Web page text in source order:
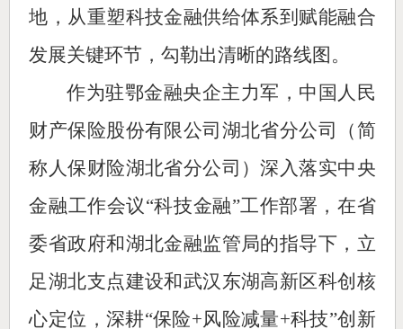
地，从重塑科技金融供给体系到赋能融合
发展关键环节，勾勒出清晰的路线图。
作为驻鄂金融央企主力军，中国人民
财产保险股份有限公司湖北省分公司（简
称人保财险湖北省分公司）深入落实中央
金融工作会议“科技金融”工作部署，在省
委省政府和湖北金融监管局的指导下，立
足湖北支点建设和武汉东湖高新区科创核
心定位，深耕“保险+风险减量+科技”创新